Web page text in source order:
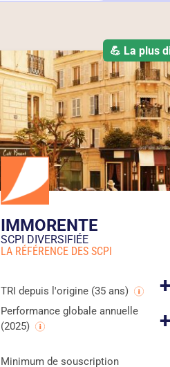
💪 La plus
IMMORENTE
SCPI DIVERSIFIÉE
LA RÉFÉRENCE DES SCPI
TRI depuis l'origine (35 ans)
Performance globale annuelle
(2025)
Minimum de souscription